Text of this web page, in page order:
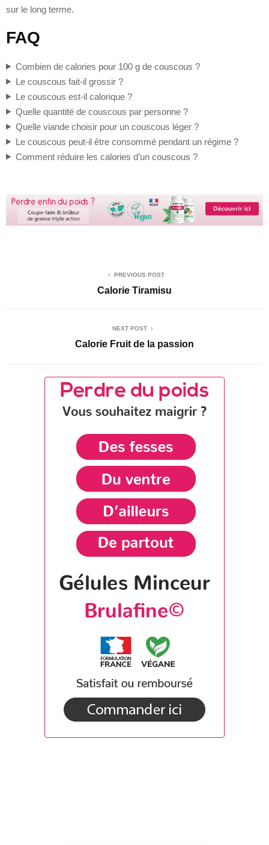
sur le long terme.
FAQ
Combien de calories pour 100 g de couscous ?
Le couscous fait-il grossir ?
Le couscous est-il calorique ?
Quelle quantité de couscous par personne ?
Quelle viande choisir pour un couscous léger ?
Le couscous peut-il être consommé pendant un régime ?
Comment réduire les calories d’un couscous ?
PREVIOUS POST
Calorie Tiramisu
NEXT POST
Calorie Fruit de la passion